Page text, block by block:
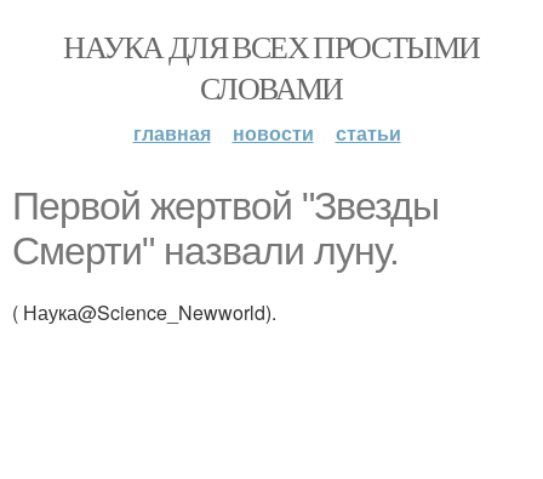
НАУКА ДЛЯ ВСЕХ ПРОСТЫМИ
СЛОВАМИ
главная новости статьи
Первой жертвой "Звезды
Смерти" назвали луну.
( Наука@Science_Newworld).